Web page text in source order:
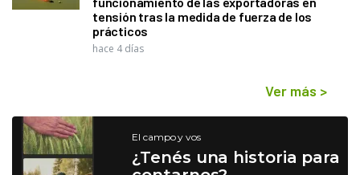
tensión tras la medida de fuerza de los
prácticos
hace 4 días
Ver más >
El campo y vos
¿Tenés una historia para